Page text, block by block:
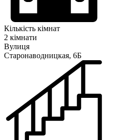
Кількість кімнат
2 кімнати
Вулиця
Старонаводницкая, 6Б